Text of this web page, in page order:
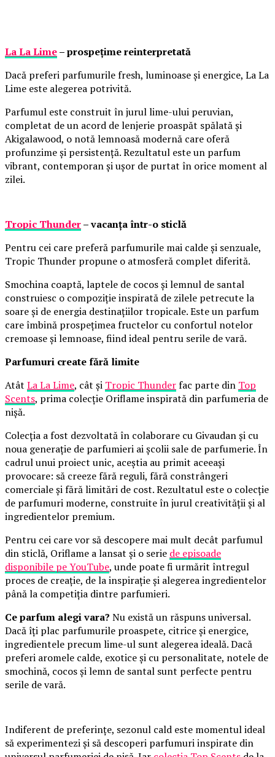
La La Lime– prospețime reinterpretată
Dacă preferi parfumurile fresh, luminoase și energice, La La
Lime este alegerea potrivită.
Parfumul este construit în jurul lime-ului peruvian,
completat de un acord de lenjerie proaspăt spălată și
Akigalawood, o notă lemnoasă modernă care oferă
profunzime și persistență. Rezultatul este un parfum
vibrant, contemporan și ușor de purtat în orice moment al
zilei.
Tropic Thunder– vacanța într-o sticlă
Pentru cei care preferă parfumurile mai calde și senzuale,
Tropic Thunder propune o atmosferă complet diferită.
Smochina coaptă, laptele de cocos și lemnul de santal
construiesc o compoziție inspirată de zilele petrecute la
soare și de energia destinațiilor tropicale. Este un parfum
care îmbină prospețimea fructelor cu confortul notelor
cremoase și lemnoase, fiind ideal pentru serile de vară.
Parfumuri create fără limite
Atât La La Lime, cât și Tropic Thunderfac parte din Top
Scents, prima colecție Oriflame inspirată din parfumeria de
nișă.
Colecția a fost dezvoltată în colaborare cu Givaudan și cu
noua generație de parfumieri ai școlii sale de parfumerie. În
cadrul unui proiect unic, aceștia au primit aceeași
provocare: să creeze fără reguli, fără constrângeri
comerciale și fără limitări de cost. Rezultatul este o colecție
de parfumuri moderne, construite în jurul creativității și al
ingredientelor premium.
Pentru cei care vor să descopere mai mult decât parfumul
din sticlă, Oriflame a lansat și o serie de episoade
disponibile pe YouTube, unde poate fi urmărit întregul
proces de creație, de la inspirație și alegerea ingredientelor
până la competiția dintre parfumieri.
Ce parfum alegi vara? Nu există un răspuns universal.
Dacă îți plac parfumurile proaspete, citrice și energice,
ingredientele precum lime-ul sunt alegerea ideală. Dacă
preferi aromele calde, exotice și cu personalitate, notele de
smochină, cocos și lemn de santal sunt perfecte pentru
serile de vară.
Indiferent de preferințe, sezonul cald este momentul ideal
să experimentezi și să descoperi parfumuri inspirate din